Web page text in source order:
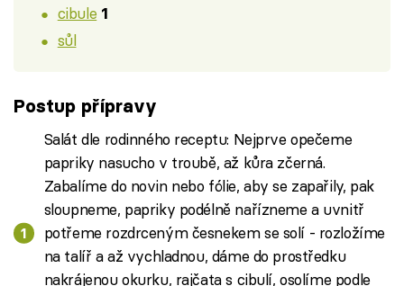
cibule 1
sůl
Postup přípravy
Salát dle rodinného receptu: Nejprve opečeme
papriky nasucho v troubě, až kůra zčerná.
Zabalíme do novin nebo fólie, aby se zapařily, pak
sloupneme, papriky podélně nařízneme a uvnitř
potřeme rozdrceným česnekem se solí - rozložíme
na talíř a až vychladnou, dáme do prostředku
nakrájenou okurku, rajčata s cibulí, osolíme podle